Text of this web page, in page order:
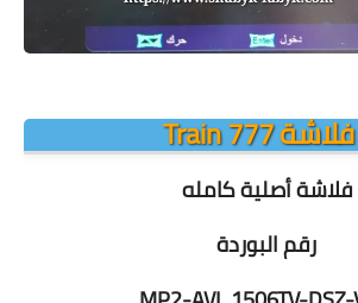
فلاشة Train 777
فلاشة أصلية كامله
رقم البوردة